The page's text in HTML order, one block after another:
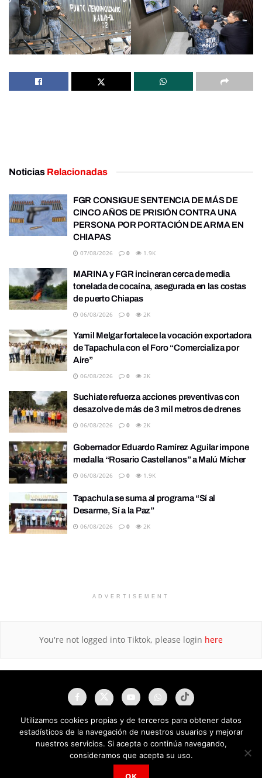
Noticias Relacionadas
FGR CONSIGUE SENTENCIA DE MÁS DE
CINCO AÑOS DE PRISIÓN CONTRA UNA
PERSONA POR PORTACIÓN DE ARMA EN
CHIAPAS
07/08/2026 0 1.9K
MARINA y FGR incineran cerca de media
tonelada de cocaína, asegurada en las costas
de puerto Chiapas
06/08/2026 0 2K
Yamil Melgar fortalece la vocación exportadora
de Tapachula con el Foro “Comercializa por
Aire”
06/08/2026 0 2K
Suchiate refuerza acciones preventivas con
desazolve de más de 3 mil metros de drenes
06/08/2026 0 2K
Gobernador Eduardo Ramírez Aguilar impone
medalla “Rosario Castellanos” a Malú Mícher
06/08/2026 0 1.9K
Tapachula se suma al programa “Sí al
Desarme, Sí a la Paz”
06/08/2026 0 2K
ADVERTISEMENT
You're not logged into Tiktok, please login here
Utilizamos cookies propias y de terceros para obtener datos
estadísticos de la navegación de nuestros usuarios y mejorar
nuestros servicios. Si acepta o continúa navegando,
consideramos que acepta su uso.